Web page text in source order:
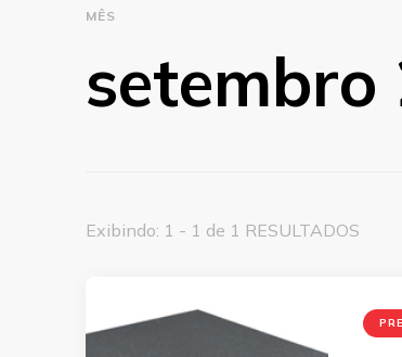
MÊS
setembro
Exibindo: 1 - 1 de 1 RESULTADOS